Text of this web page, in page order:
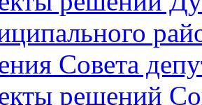
Совета
решений